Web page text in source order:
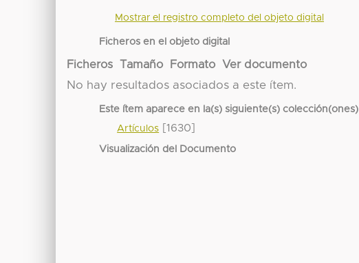
Mostrar el registro completo del objeto digital
Ficheros en el objeto digital
Ficheros Tamaño Formato
Ver documento
No hay resultados asociados a este ítem.
Este ítem aparece en la(s) siguiente(s) colección(ones)
Artículos [1630]
Visualización del Documento